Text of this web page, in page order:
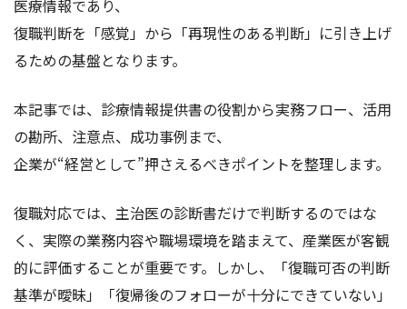
医療情報であり、
復職判断を「感覚」から「再現性のある判断」に引き上げ
るための基盤となります。
本記事では、診療情報提供書の役割から実務フロー、活用
の勘所、注意点、成功事例まで、
企業が“経営として”押さえるべきポイントを整理します。
復職対応では、主治医の診断書だけで判断するのではな
く、実際の業務内容や職場環境を踏まえて、産業医が客観
的に評価することが重要です。しかし、「復職可否の判断
基準が曖昧」「復帰後のフォローが十分にできていない」